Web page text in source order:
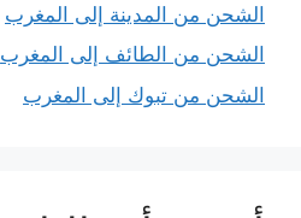
الشحن من المدينة إلى المغرب
الشحن من الطائف إلى المغرب
الشحن من تبوك إلى المغرب